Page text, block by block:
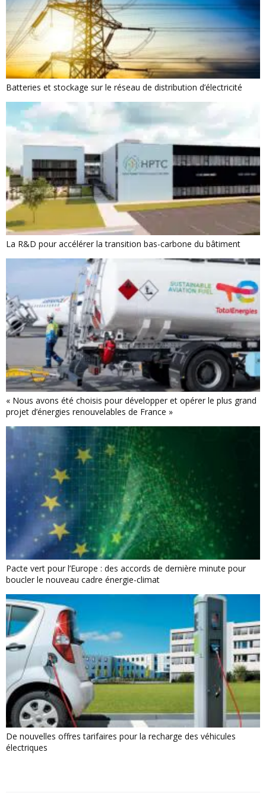
Batteries et stockage sur le réseau de distribution d’électricité
La R&D pour accélérer la transition bas-carbone du bâtiment
« Nous avons été choisis pour développer et opérer le plus grand
projet d’énergies renouvelables de France »
Pacte vert pour l’Europe : des accords de dernière minute pour
boucler le nouveau cadre énergie-climat
De nouvelles offres tarifaires pour la recharge des véhicules
électriques